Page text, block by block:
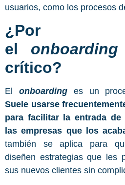
usuarios, como los procesos
¿Por
el onboarding
crítico?
El onboarding
es un
Suele usarse
para facilitar la entrada
las empresas que los
también se aplica para
diseñen estrategias que les
sus nuevos clientes sin